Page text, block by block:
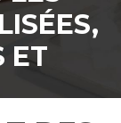
ET